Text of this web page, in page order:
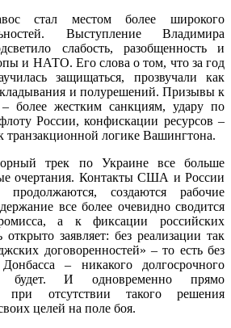
стал местом более широкого
Выступление Владимира
слабость, разобщенность и
и НАТО. Его слова о том, что за год
защищаться, прозвучали как
и полурешений. Призывы к
более жестким санкциям, удару по
России, конфискации ресурсов –
транзакционной логике Вашингтона.
трек по Украине все больше
очертания. Контакты США и России
продолжаются, создаются рабочие
все более очевидно сводится
а к фиксации российских
заявляет: без реализации так
договоренностей» – то есть без
– никакого долгосрочного
будет. И одновременно прямо
при отсутствии такого решения
целей на поле боя.